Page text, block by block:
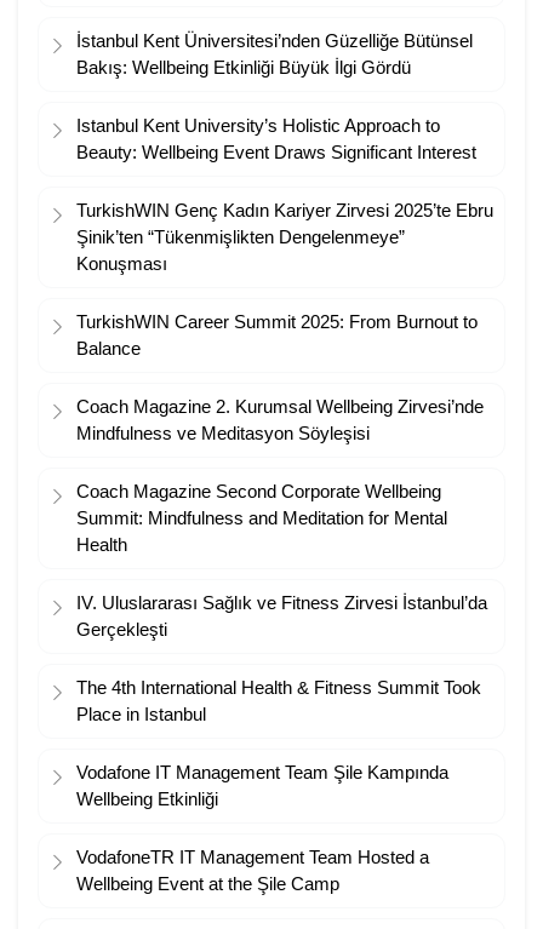
İstanbul Kent Üniversitesi’nden Güzelliğe Bütünsel
Bakış: Wellbeing Etkinliği Büyük İlgi Gördü
Istanbul Kent University’s Holistic Approach to
Beauty: Wellbeing Event Draws Significant Interest
TurkishWIN Genç Kadın Kariyer Zirvesi 2025’te Ebru
Şinik’ten “Tükenmişlikten Dengelenmeye”
Konuşması
TurkishWIN Career Summit 2025: From Burnout to
Balance
Coach Magazine 2. Kurumsal Wellbeing Zirvesi’nde
Mindfulness ve Meditasyon Söyleşisi
Coach Magazine Second Corporate Wellbeing
Summit: Mindfulness and Meditation for Mental
Health
IV. Uluslararası Sağlık ve Fitness Zirvesi İstanbul’da
Gerçekleşti
The 4th International Health & Fitness Summit Took
Place in Istanbul
Vodafone IT Management Team Şile Kampında
Wellbeing Etkinliği
VodafoneTR IT Management Team Hosted a
Wellbeing Event at the Şile Camp